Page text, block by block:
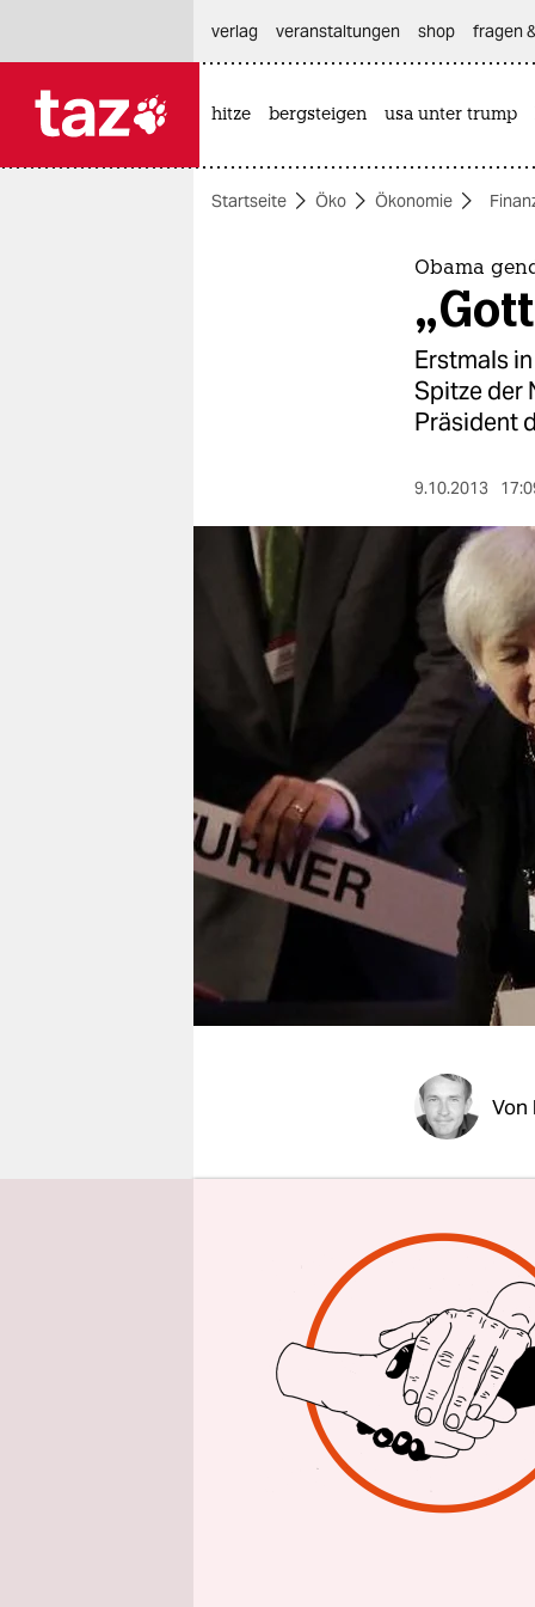
themen
berlin
nord
wahrheit
veranstaltungen
shop
fragen & hilfe
unterstützen
abo
genossenschaft
verlag
veranstaltungen shop fragen
hitze bergsteigen usa unter trump
Startseite Öko Ökonomie
Obama
Erstmals
Spitze der
Präsident
9.10.2013
Von
der
Diese
Barack
Broker
Immerhin
Markt
um